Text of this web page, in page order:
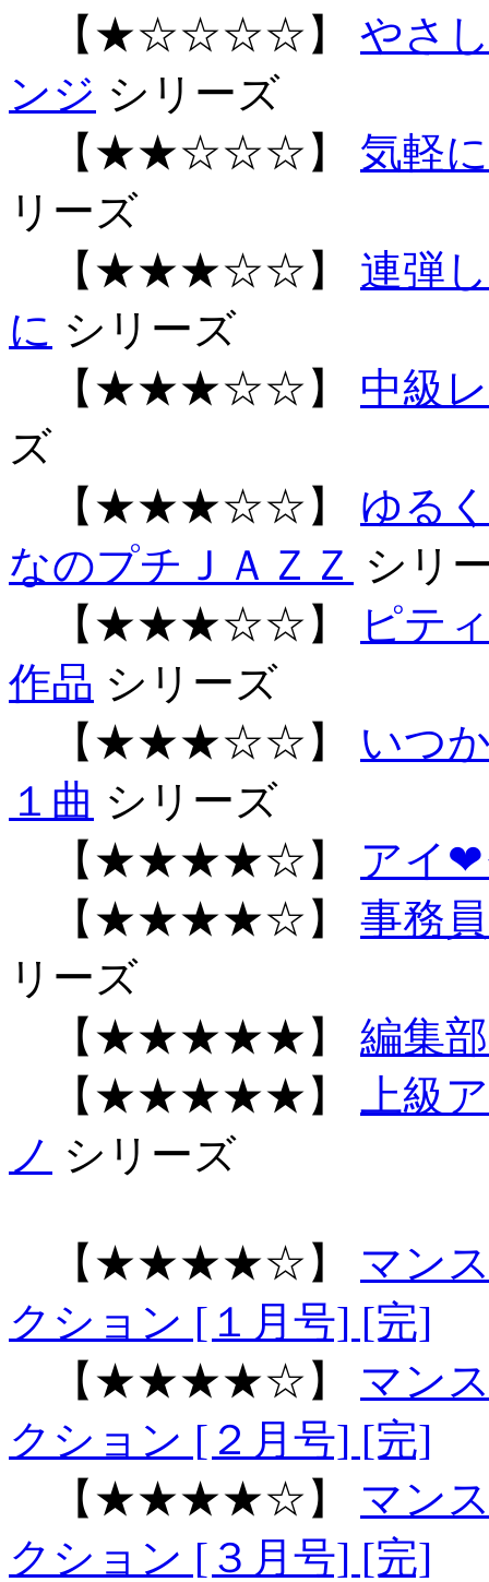
【★☆☆☆☆】 やさ
ンジ シリーズ
【★★☆☆☆】 気軽
リーズ
【★★★☆☆】 連弾
に シリーズ
【★★★☆☆】 中級
ズ
【★★★☆☆】 ゆる
なのプチＪＡＺＺ シリ
【★★★☆☆】
ピテ
作品 シリーズ
【★★★☆☆】 いつ
１曲 シリーズ
【★★★★☆】 アイ
【★★★★☆】 事務
リーズ
【★★★★★】 編集
【★★★★★】
上級
ノ シリーズ
【★★★★☆】 マン
クション [１月号] [完]
【★★★★☆】 マン
クション [２月号] [完]
【★★★★☆】 マン
クション [３月号] [完]